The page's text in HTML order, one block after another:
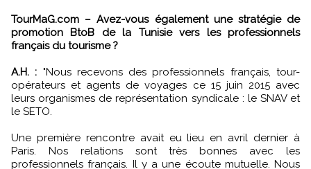
TourMaG.com – Avez-vous également une stratégie de
promotion BtoB de la Tunisie vers les professionnels
français du tourisme ?
A.H. : "Nous recevons des professionnels français, tour-
opérateurs et agents de voyages ce 15 juin 2015 avec
leurs organismes de représentation syndicale : le SNAV et
le SETO.
Une première rencontre avait eu lieu en avril dernier à
Paris. Nos relations sont très bonnes avec les
professionnels français. Il y a une écoute mutuelle. Nous